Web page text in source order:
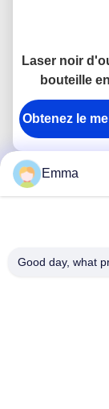
Laser noir
bouteille
d'IMEGA
chaîne
tire-
Obtenez le
Emma
Good day, what